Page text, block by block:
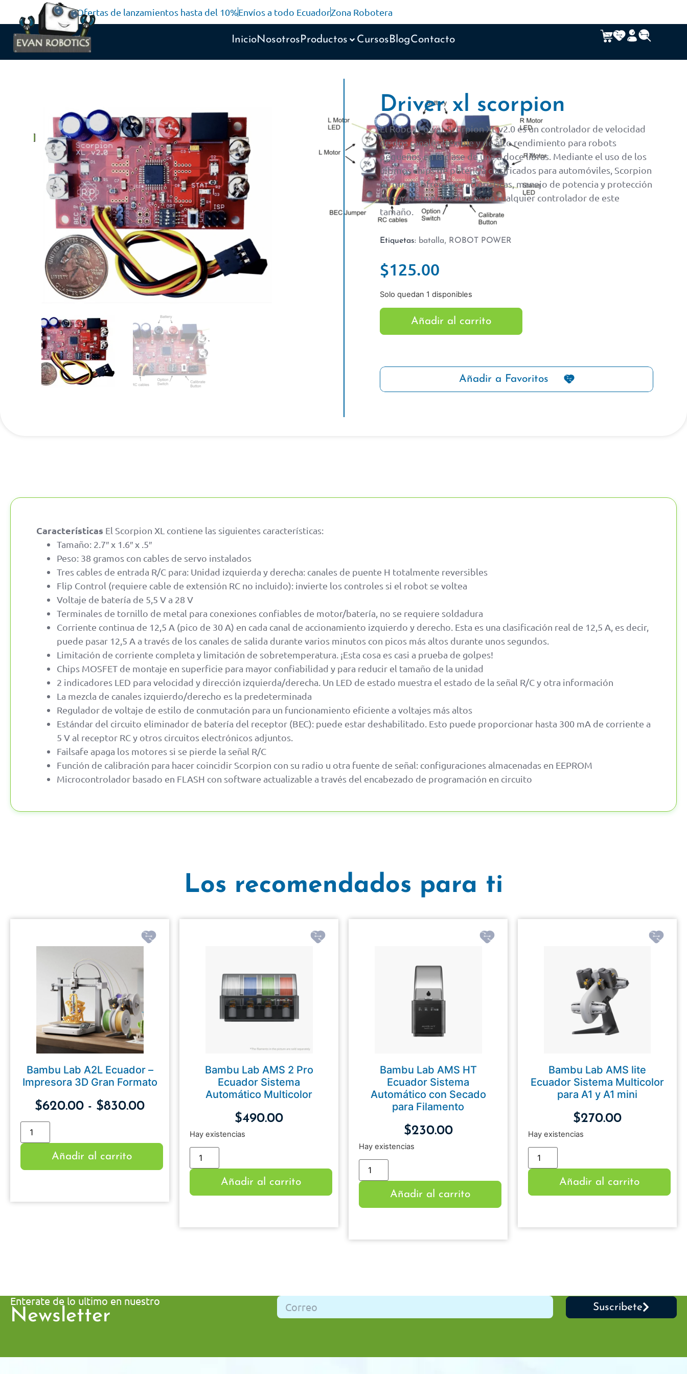
Ofertas de lanzamientos hasta del 10%Envíos a todo EcuadorZona Robotera
InicioNosotros Productos Cursos BlogContacto
Driver xl scorpion
El Robot Power Scorpion XL v2.0 es un controlador de velocidad
de dos canales flexible y de alto rendimiento para robots
pequeños en la clase de una a doce libras. Mediante el uso de los
últimos chips de potencia clasificados para automóviles, Scorpion
XL puede ofrecer características, manejo de potencia y protección
de carga sin precedentes en cualquier controlador de este
tamaño.
Etiquetas: batalla, ROBOT POWER
$125.00
Solo quedan 1 disponibles
Añadir al carrito
Añadir a Favoritos
Características El Scorpion XL contiene las siguientes características:
Tamaño: 2.7″ x 1.6″ x .5″
Peso: 38 gramos con cables de servo instalados
Tres cables de entrada R/C para: Unidad izquierda y derecha: canales de puente H totalmente reversibles
Flip Control (requiere cable de extensión RC no incluido): invierte los controles si el robot se voltea
Voltaje de batería de 5,5 V a 28 V
Terminales de tornillo de metal para conexiones confiables de motor/batería, no se requiere soldadura
Corriente continua de 12,5 A (pico de 30 A) en cada canal de accionamiento izquierdo y derecho. Esta es una clasificación real de 12,5 A, es decir,
puede pasar 12,5 A a través de los canales de salida durante varios minutos con picos más altos durante unos segundos.
Limitación de corriente completa y limitación de sobretemperatura. ¡Esta cosa es casi a prueba de golpes!
Chips MOSFET de montaje en superficie para mayor confiabilidad y para reducir el tamaño de la unidad
2 indicadores LED para velocidad y dirección izquierda/derecha. Un LED de estado muestra el estado de la señal R/C y otra información
La mezcla de canales izquierdo/derecho es la predeterminada
Regulador de voltaje de estilo de conmutación para un funcionamiento eficiente a voltajes más altos
Estándar del circuito eliminador de batería del receptor (BEC): puede estar deshabilitado. Esto puede proporcionar hasta 300 mA de corriente a
5 V al receptor RC y otros circuitos electrónicos adjuntos.
Failsafe apaga los motores si se pierde la señal R/C
Función de calibración para hacer coincidir Scorpion con su radio u otra fuente de señal: configuraciones almacenadas en EEPROM
Microcontrolador basado en FLASH con software actualizable a través del encabezado de programación en circuito
Los recomendados para ti
Bambu Lab A2L Ecuador –
Impresora 3D Gran Formato
$620.00 - $830.00
Añadir al carrito
Bambu Lab AMS 2 Pro
Ecuador Sistema
Automático Multicolor
$490.00
Hay existencias
Añadir al carrito
Bambu Lab AMS HT
Ecuador Sistema
Automático con Secado
para Filamento
$230.00
Hay existencias
Añadir al carrito
Bambu Lab AMS lite
Ecuador Sistema Multicolor
para A1 y A1 mini
$270.00
Hay existencias
Añadir al carrito
Enterate de lo ultimo en nuestro
Newsletter Suscribete